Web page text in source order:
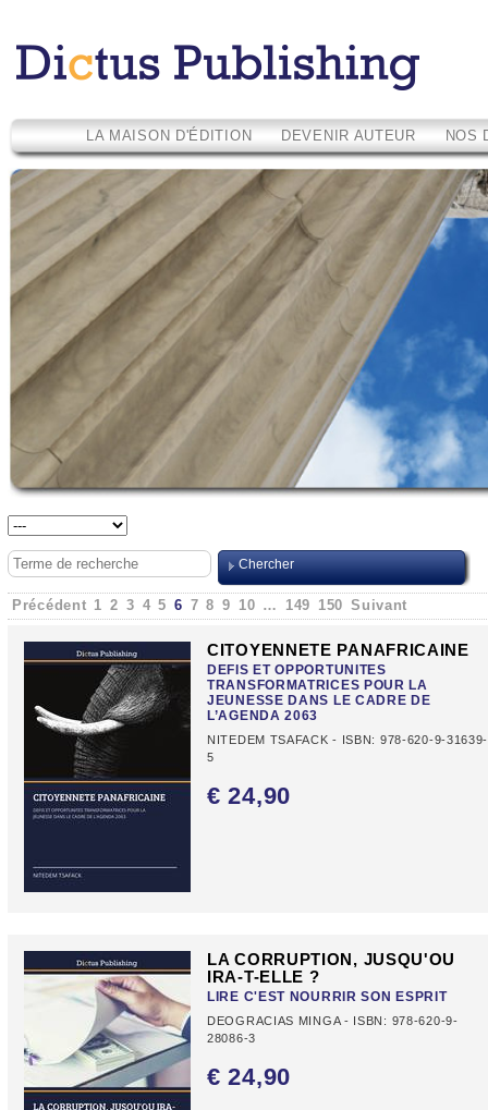
LA MAISON D'ÉDITION DEVENIR AUTEUR NOS
Précédent 1 2 3 4 5 6 7 8 9 10 … 149 150 Suivant
CITOYENNETE PANAFRICAINE
DEFIS ET OPPORTUNITES
TRANSFORMATRICES POUR LA
JEUNESSE DANS LE CADRE DE
L’AGENDA 2063
NITEDEM TSAFACK - ISBN: 978-620-9-31639-
5
€ 24,90
LA CORRUPTION, JUSQU'OU
IRA-T-ELLE ?
LIRE C'EST NOURRIR SON ESPRIT
DEOGRACIAS MINGA - ISBN: 978-620-9-
28086-3
€ 24,90